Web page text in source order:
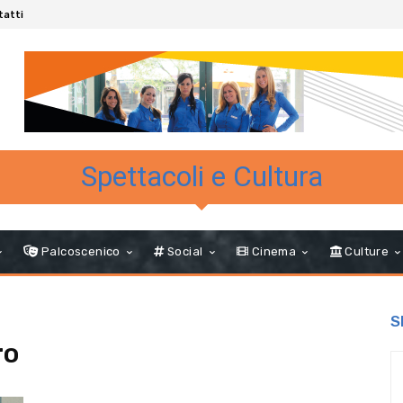
Spettacoli e Cultura
Palcoscenico Social Cinema Culture